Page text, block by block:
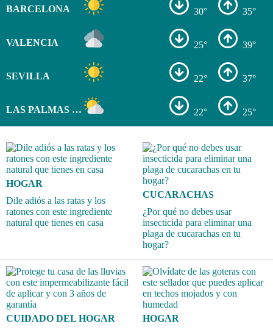
BARCELONA 30° 35°
VALENCIA 25° 39°
SEVILLA 22° 37°
LAS PALMAS DE GRAN CANARIA 22° 25°
HOGAR
Dile adiós a las ratas y los
ratones con este ingrediente
natural que tienes en casa
CUCARACHAS
¿Por qué no debes usar
insecticida para eliminar una
plaga de cucarachas en tu
hogar?
CUIDADO DEL HOGAR
HOGAR